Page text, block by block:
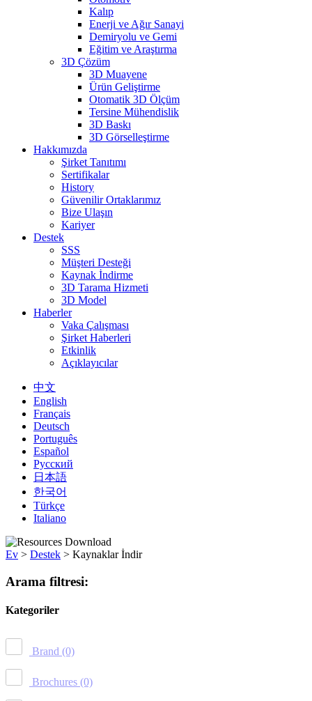
Kalıp
Enerji ve Ağır Sanayi
Demiryolu ve Gemi
Eğitim ve Araştırma
3D Çözüm
3D Muayene
Ürün Geliştirme
Otomatik 3D Ölçüm
Tersine Mühendislik
3D Baskı
3D Görselleştirme
Hakkımızda
Şirket Tanıtımı
Sertifikalar
History
Güvenilir Ortaklarımız
Bize Ulaşın
Kariyer
Destek
SSS
Müşteri Desteği
Kaynak İndirme
3D Tarama Hizmeti
3D Model
Haberler
Vaka Çalışması
Şirket Haberleri
Etkinlik
Açıklayıcılar
中文
English
Français
Deutsch
Português
Español
Русский
日本語
한국어
Türkçe
Italiano
Ev > Destek > Kaynaklar İndir
Arama filtresi:
Kategoriler
Brand (0)
Brochures (0)